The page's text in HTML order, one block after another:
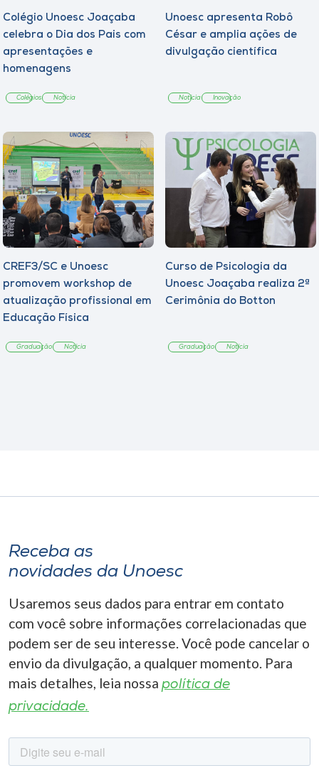
Colégio Unoesc Joaçaba
celebra o Dia dos Pais com
apresentações e
homenagens
Colégios Notícia
Unoesc apresenta Robô
César e amplia ações de
divulgação científica
Notícia Inovação
CREF3/SC e Unoesc
promovem workshop de
atualização profissional em
Educação Física
Graduação Notícia
Curso de Psicologia da
Unoesc Joaçaba realiza 2ª
Cerimônia do Botton
Graduação Notícia
Receba as
novidades da Unoesc
Usaremos seus dados para entrar em contato
com você sobre informações correlacionadas que
podem ser de seu interesse. Você pode cancelar o
envio da divulgação, a qualquer momento. Para
mais detalhes, leia nossa política de
privacidade.